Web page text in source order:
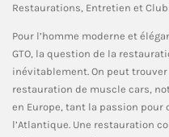
Restaurations, Entretien et
Pour l’homme moderne et
GTO, la question de la
inévitablement. On peut
restauration de muscle cars,
en Europe, tant la passion pour
l’Atlantique. Une restauration